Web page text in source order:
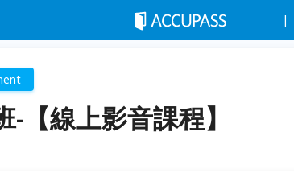
【線上影音課程】